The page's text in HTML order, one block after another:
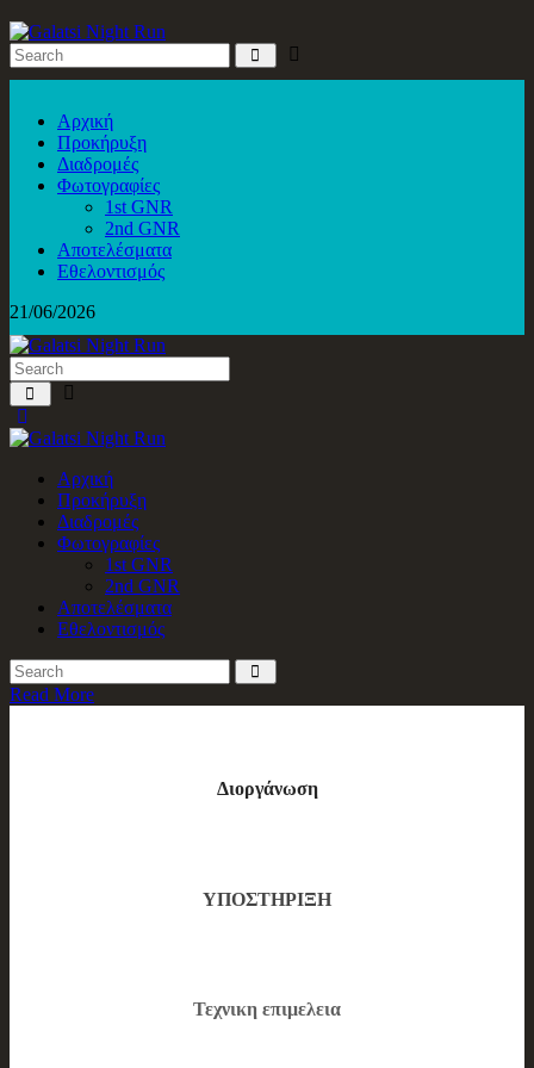
Αρχική
Προκήρυξη
Διαδρομές
Φωτογραφίες
1st GNR
2nd GNR
Αποτελέσματα
Εθελοντισμός
21/06/2026
Αρχική
Προκήρυξη
Διαδρομές
Φωτογραφίες
1st GNR
2nd GNR
Αποτελέσματα
Εθελοντισμός
Read More
Διοργάνωση
ΥΠΟΣΤΗΡΙΞΗ
Τεχνικη επιμελεια